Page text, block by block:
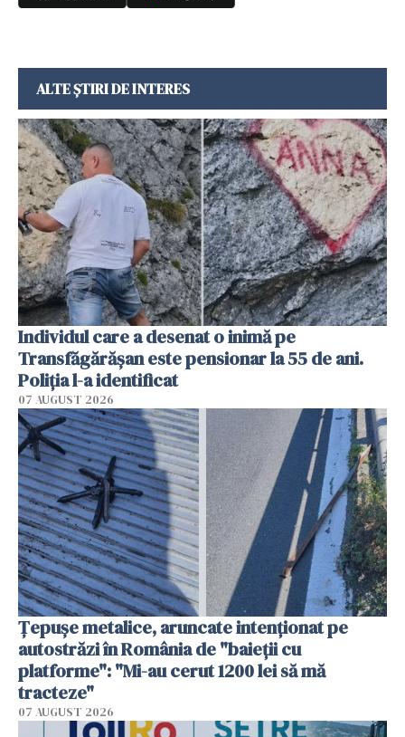
ALTE ȘTIRI DE INTERES
Individul care a desenat o inimă pe
Transfăgărășan este pensionar la 55 de ani.
Poliția l-a identificat
07 AUGUST 2026
Țepușe metalice, aruncate intenționat pe
autostrăzi în România de "baieții cu
platforme": "Mi-au cerut 1200 lei să mă
tracteze"
07 AUGUST 2026